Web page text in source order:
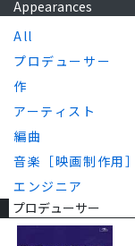
Appearances
All
プロデューサー
作
アーティスト
編曲
音楽［映画制作用］
エンジニア
プロデューサー